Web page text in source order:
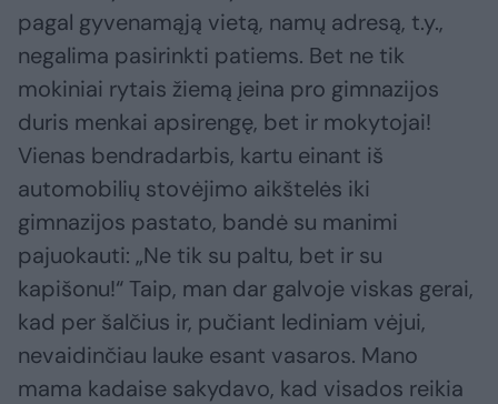
pagal gyvenamąją vietą, namų adresą, t.y.,
negalima pasirinkti patiems. Bet ne tik
mokiniai rytais žiemą įeina pro gimnazijos
duris menkai apsirengę, bet ir mokytojai!
Vienas bendradarbis, kartu einant iš
automobilių stovėjimo aikštelės iki
gimnazijos pastato, bandė su manimi
pajuokauti: „Ne tik su paltu, bet ir su
kapišonu!“ Taip, man dar galvoje viskas gerai,
kad per šalčius ir, pučiant lediniam vėjui,
nevaidinčiau lauke esant vasaros. Mano
mama kadaise sakydavo, kad visados reikia